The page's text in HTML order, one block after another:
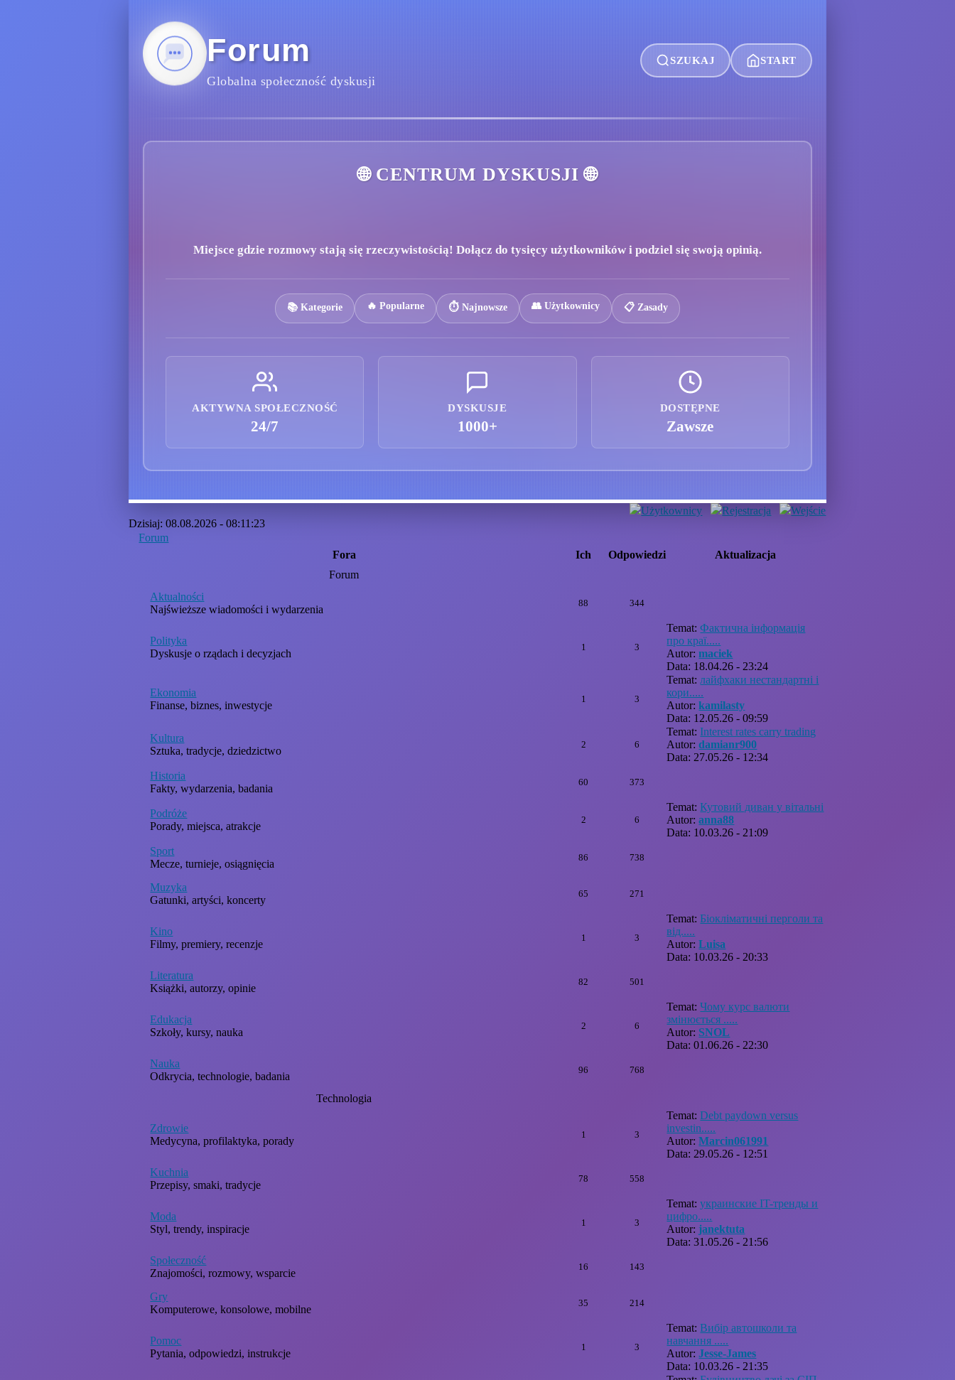
Forum
Globalna społeczność dyskusji
SZUKAJ START
🌐 CENTRUM DYSKUSJI 🌐
Miejsce gdzie rozmowy stają się rzeczywistością! Dołącz do tysięcy użytkowników i podziel się swoją opinią.
📚 Kategorie 🔥 Popularne ⏱️ Najnowsze 👥 Użytkownicy 📋 Zasady
AKTYWNA SPOŁECZNOŚĆ
24/7
DYSKUSJE
1000+
DOSTĘPNE
Zawsze
Użytkownicy Rejestracja
Wejście
Dzisiaj: 08.08.2026 - 08:11:23
Forum
Fora
Ich Odpowiedzi
Aktualizacja
Forum
Aktualności
Najświeższe wiadomości i wydarzenia
88 344
Polityka
Dyskusje o rządach i decyzjach
1 3
Temat:Фактична інформація
про краї.....
Autor:maciek
Data: 18.04.26 - 23:24
Ekonomia
Finanse, biznes, inwestycje
1 3
Temat:лайфхаки нестандартні і
кори.....
Autor:kamilasty
Data: 12.05.26 - 09:59
Kultura
Sztuka, tradycje, dziedzictwo
2 6
Temat: Interest rates carry trading
Autor:damianr900
Data: 27.05.26 - 12:34
Historia
Fakty, wydarzenia, badania
60 373
Podróże
Porady, miejsca, atrakcje
2 6
Temat:Кутовий диван у вітальні
Autor:anna88
Data: 10.03.26 - 21:09
Sport
Mecze, turnieje, osiągnięcia
86 738
Muzyka
Gatunki, artyści, koncerty
65 271
Kino
Filmy, premiery, recenzje
1 3
Temat: Біокліматичні перголи та
від.....
Autor:Luisa
Data: 10.03.26 - 20:33
Literatura
Książki, autorzy, opinie
82 501
Edukacja
Szkoły, kursy, nauka
2 6
Temat:Чому курс валюти
змінюється .....
Autor: SNOL
Data: 01.06.26 - 22:30
Nauka
Odkrycia, technologie, badania
96 768
Technologia
Zdrowie
Medycyna, profilaktyka, porady
1 3
Temat:Debt paydown versus
investin.....
Autor:Marcin061991
Data: 29.05.26 - 12:51
Kuchnia
Przepisy, smaki, tradycje
78 558
Moda
Styl, trendy, inspiracje
1 3
Temat:украинские IT-тренды и
цифро.....
Autor: janektuta
Data: 31.05.26 - 21:56
Społeczność
Znajomości, rozmowy, wsparcie
16 143
Gry
Komputerowe, konsolowe, mobilne
35 214
Pomoc
Pytania, odpowiedzi, instrukcje
1 3
Temat:Вибір автошколи та
навчання .....
Autor:Jesse-James
Data: 10.03.26 - 21:35